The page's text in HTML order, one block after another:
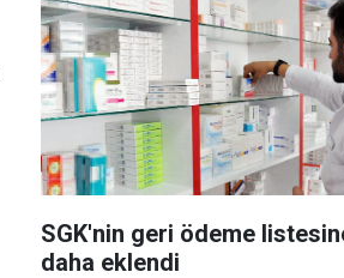
SGK'nin geri ödeme
daha eklendi